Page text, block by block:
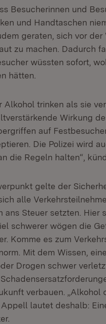
Besucherinnen und
und Handtaschen
geraten, sich vor
zu machen. Dadurch
wüssten sofort,
hätten.
trinken als sie
Wirkung
auf
Die Polizei wird
die Regeln halten“,
gelte der
alle
ans Steuer setzten. Hier
schwerer wögen die
Komme es zum
Mit dem Wissen,
Drogen schwer
verbauen. „Alkohol
lautet deshalb: